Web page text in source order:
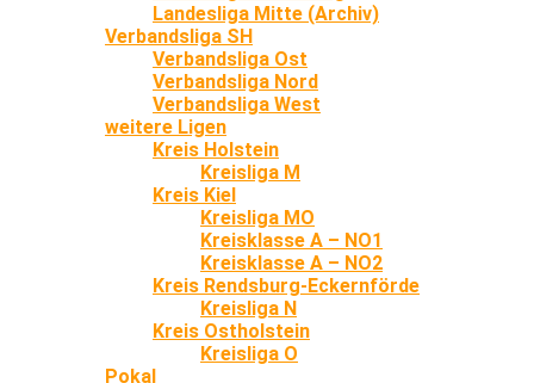
Landesliga Mitte (Archiv)
Verbandsliga SH
Verbandsliga Ost
Verbandsliga Nord
Verbandsliga West
weitere Ligen
Kreis Holstein
Kreisliga M
Kreis Kiel
Kreisliga MO
Kreisklasse A – NO1
Kreisklasse A – NO2
Kreis Rendsburg-Eckernförde
Kreisliga N
Kreis Ostholstein
Kreisliga O
Pokal